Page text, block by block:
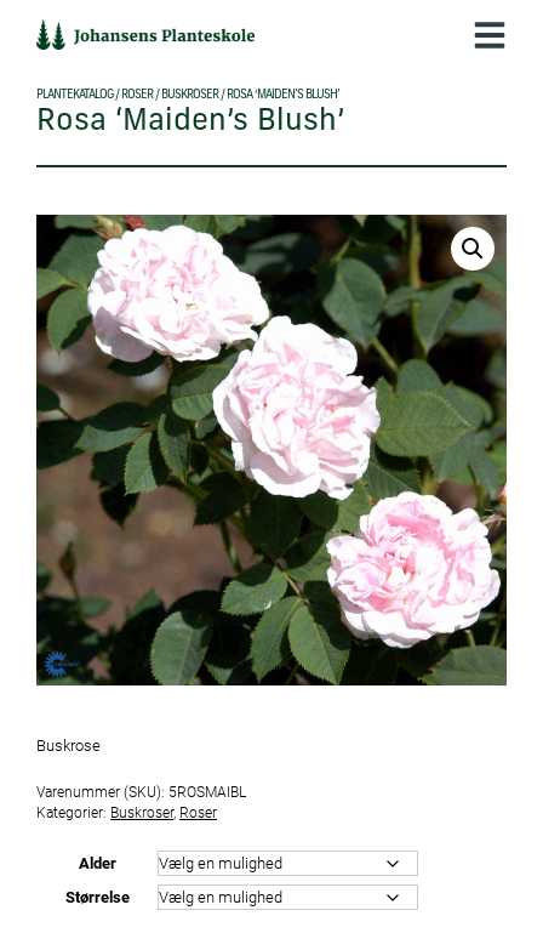
indholdet
PLANTEKATALOG/ ROSER/ BUSKROSER/ ROSA ‘MAIDEN’S BLUSH’
Rosa ‘Maiden’s Blush’
Buskrose
Varenummer (SKU): 5ROSMAIBL
Kategorier: Buskroser, Roser
Alder
Størrelse